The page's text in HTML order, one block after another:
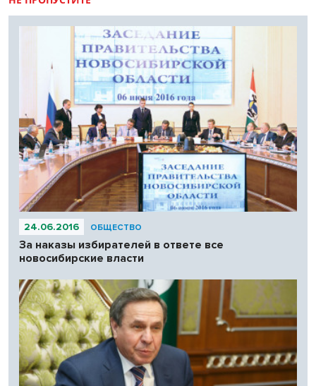
24.06.2016 ОБЩЕСТВО
За наказы избирателей в ответе все
новосибирские власти